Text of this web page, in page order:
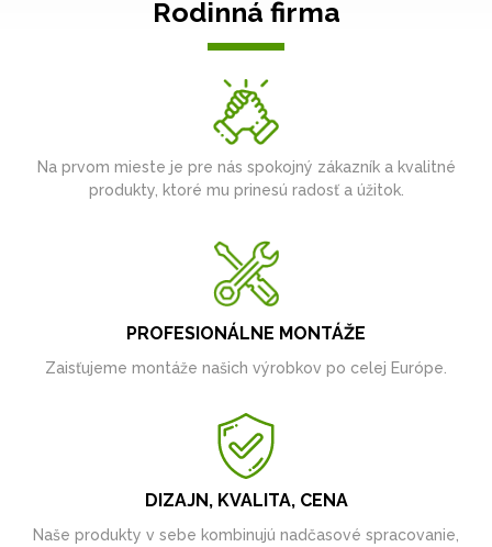
Rodinná firma
Na prvom mieste je pre nás spokojný zákazník a kvalitné
produkty, ktoré mu prinesú radosť a úžitok.
PROFESIONÁLNE MONTÁŽE
Zaisťujeme montáže našich výrobkov po celej Európe.
DIZAJN, KVALITA, CENA
Naše produkty v sebe kombinujú nadčasové spracovanie,